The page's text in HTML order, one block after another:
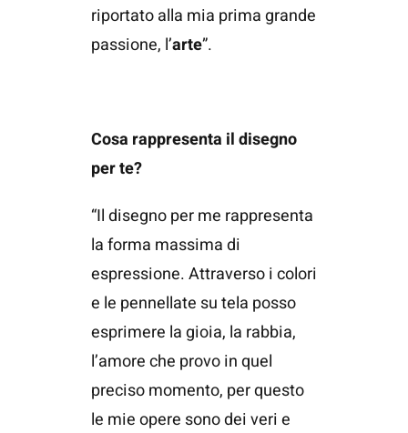
riportato alla mia prima grande
passione, l’arte”.
Cosa rappresenta il disegno
per te?
“Il disegno per me rappresenta
la forma massima di
espressione. Attraverso i colori
e le pennellate su tela posso
esprimere la gioia, la rabbia,
l’amore che provo in quel
preciso momento, per questo
le mie opere sono dei veri e